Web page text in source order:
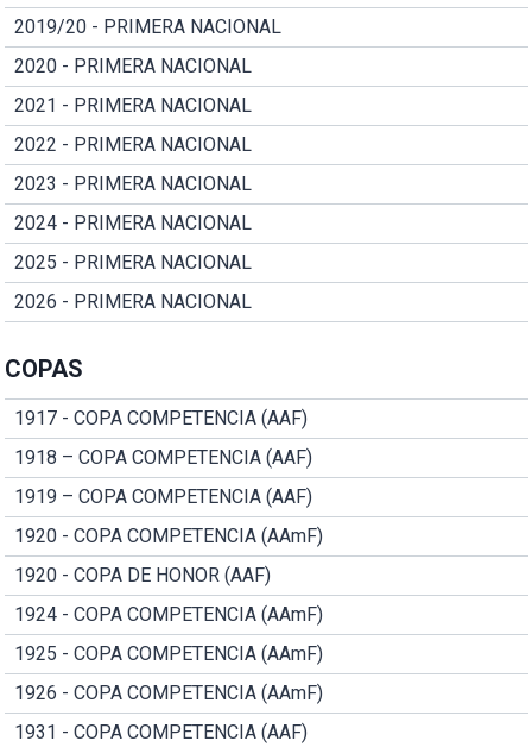
2019/20 - PRIMERA NACIONAL
2020 - PRIMERA NACIONAL
2021 - PRIMERA NACIONAL
2022 - PRIMERA NACIONAL
2023 - PRIMERA NACIONAL
2024 - PRIMERA NACIONAL
2025 - PRIMERA NACIONAL
2026 - PRIMERA NACIONAL
COPAS
1917 - COPA COMPETENCIA (AAF)
1918 – COPA COMPETENCIA (AAF)
1919 – COPA COMPETENCIA (AAF)
1920 - COPA COMPETENCIA (AAmF)
1920 - COPA DE HONOR (AAF)
1924 - COPA COMPETENCIA (AAmF)
1925 - COPA COMPETENCIA (AAmF)
1926 - COPA COMPETENCIA (AAmF)
1931 - COPA COMPETENCIA (AAF)